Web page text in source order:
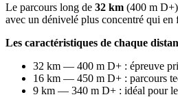
Le parcours long de 32 km (400 m
avec un dénivelé plus concentré qui
Les caractéristiques de chaque
32 km — 400 m D+ : épreuve
16 km — 450 m D+ : parcours
9 km — 340 m D+ : idéal pour